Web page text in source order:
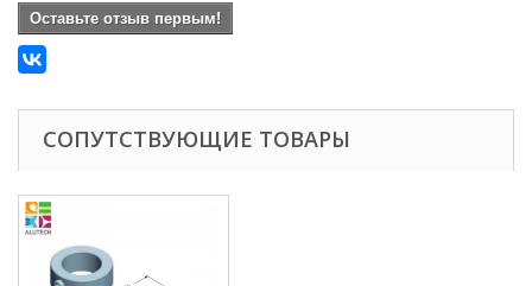
Оставьте отзыв первым!
СОПУТСТВУЮЩИЕ ТОВАРЫ